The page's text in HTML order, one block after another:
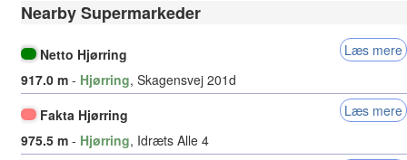
Nearby Supermarkeder
Netto Hjørring
Læs mere
917.0 m - Hjørring, Skagensvej 201d
Fakta Hjørring
Læs mere
975.5 m - Hjørring, Idræts Alle 4